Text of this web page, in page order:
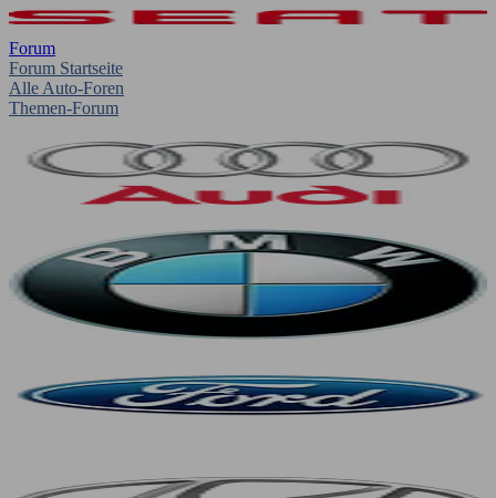
Forum
Forum Startseite
Alle Auto-Foren
Themen-Forum